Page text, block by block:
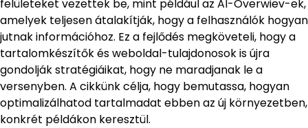
felületeket vezettek be, mint például az AI-Overwiev-ek,
amelyek teljesen átalakítják, hogy a felhasználók hogyan
jutnak információhoz. Ez a fejlődés megköveteli, hogy a
tartalomkészítők és weboldal-tulajdonosok is újra
gondolják stratégiáikat, hogy ne maradjanak le a
versenyben. A cikkünk célja, hogy bemutassa, hogyan
optimalizálhatod tartalmadat ebben az új környezetben,
konkrét példákon keresztül.